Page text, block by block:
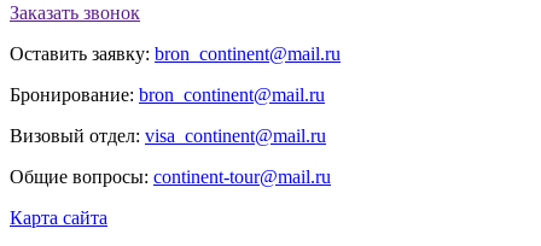
Заказать звонок
Оставить заявку: bron_continent@mail.ru
Бронирование: bron_continent@mail.ru
Визовый отдел: visa_continent@mail.ru
Общие вопросы: continent-tour@mail.ru
Карта сайта